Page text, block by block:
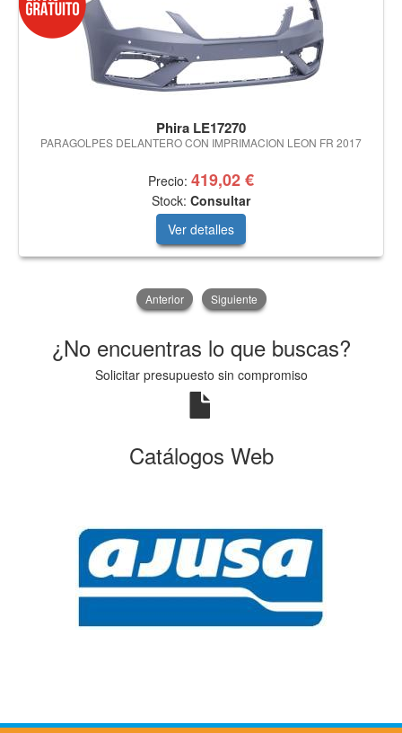
Phira LE17270
PARAGOLPES DELANTERO CON IMPRIMACION LEON FR 2017
Precio: 419,02 €
Stock: Consultar
Ver detalles
Anterior Siguiente
¿No encuentras lo que buscas?
Solicitar presupuesto sin compromiso
Catálogos Web